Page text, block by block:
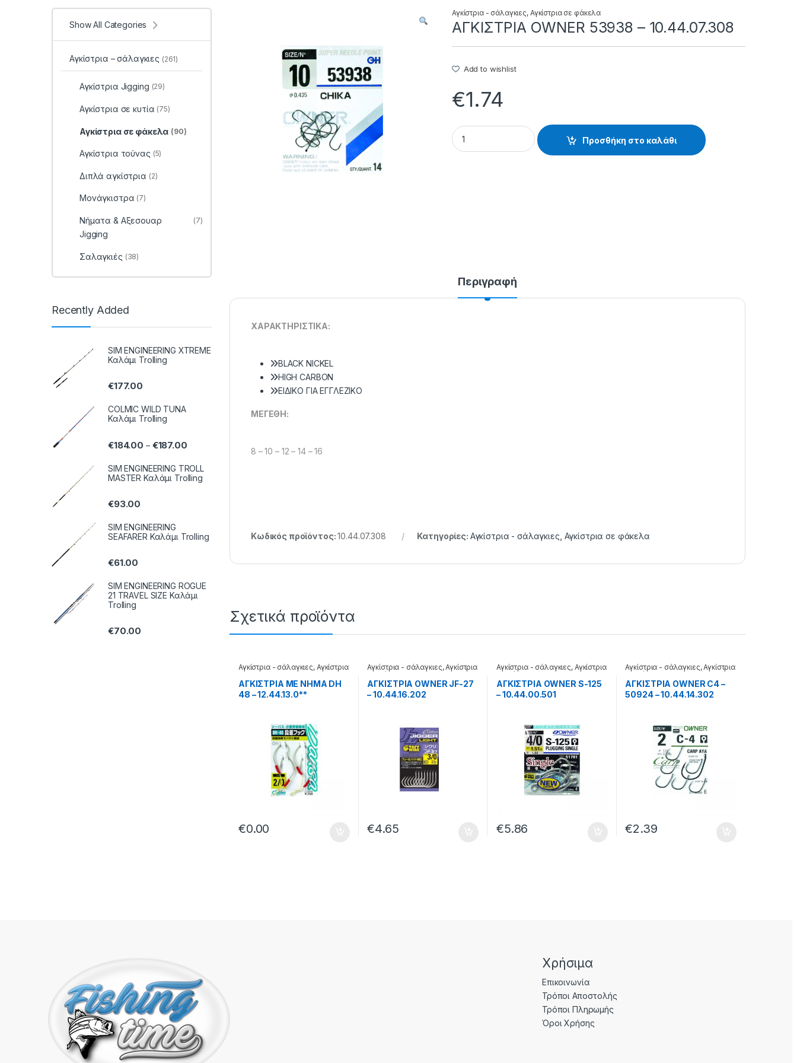
Αγκίστρια - σάλαγκιες, Αγκίστρια σε φάκελα
ΑΓΚΙΣΤΡΙΑ OWNER 53938 – 10.44.07.308
Add to wishlist
€1.74
ΑΓΚΙΣΤΡΙΑ OWNER 53938 - 10.44.07.308 quantity
Προσθήκη στο καλάθι
Περιγραφή
XAPAKTHPIΣTIKA:
BLACK NICKEL
HIGH CARBON
ΕΙΔΙΚΟ ΓΙΑ ΕΓΓΛΕΖΙΚΟ
MEΓEΘH:
8 – 10 – 12 – 14 – 16
Κωδικός προϊόντος:10.44.07.308 Κατηγορίες: Αγκίστρια - σάλαγκιες Αγκίστρια σε φάκελα
Σχετικά προϊόντα
Αγκίστρια - σάλαγκιες, Αγκίστρια
Jigging
ΑΓΚΙΣΤΡΙΑ ΜΕ ΝΗΜΑ DH
48 – 12.44.13.0**
€0.00
Αγκίστρια - σάλαγκιες,Αγκίστρια
σε φάκελα
ΑΓΚΙΣΤΡΙΑ OWNER JF-27
– 10.44.16.202
€4.65
Αγκίστρια - σάλαγκιες, Αγκίστρια
σε φάκελα
ΑΓΚΙΣΤΡΙΑ OWNER S-125
– 10.44.00.501
€5.86
Αγκίστρια - σάλαγκιες,Αγκίστρια
σε φάκελα
ΑΓΚΙΣΤΡΙΑ OWNER C4 –
50924 – 10.44.14.302
€2.39
Show All Categories
Αγκίστρια – σάλαγκιες (261)
Αγκίστρια Jigging (29)
Αγκίστρια σε κυτία (75)
Αγκίστρια σε φάκελα (90)
Αγκίστρια τούνας (5)
Διπλά αγκίστρια (2)
Μονάγκιστρα (7)
Νήματα & Αξεσουαρ
Jigging
(7)
Σαλαγκιές (38)
Recently Added
SIM ENGINEERING XTREME
Καλάμι Trolling
€177.00
COLMIC WILD TUNA
Καλάμι Trolling
€184.00 – €187.00
SIM ENGINEERING TROLL
MASTER Καλάμι Trolling
€93.00
SIM ENGINEERING
SEAFARER Καλάμι Trolling
€61.00
SIM ENGINEERING ROGUE
21 TRAVEL SIZE Καλάμι
Trolling
€70.00
Χρήσιμα
Επικοινωνία
Τρόποι Αποστολής
Τρόποι Πληρωμής
Όροι Χρήσης